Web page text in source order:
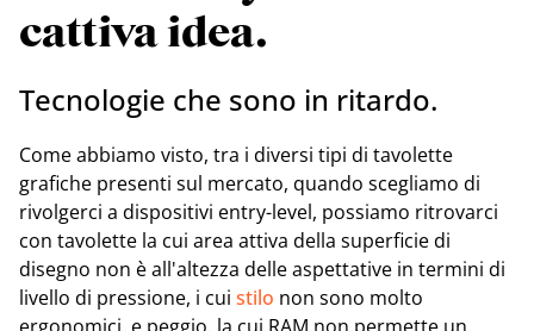
cattiva idea.
Tecnologie che sono in ritardo.
Come abbiamo visto, tra i diversi tipi di tavolette
grafiche presenti sul mercato, quando scegliamo di
rivolgerci a dispositivi entry-level, possiamo ritrovarci
con tavolette la cui area attiva della superficie di
disegno non è all'altezza delle aspettative in termini di
livello di pressione, i cui stilo non sono molto